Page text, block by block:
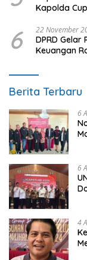
Kapolda Cup
6 22 November
DPRD Gelar
Keuangan
Berita Terbaru
6
6
4